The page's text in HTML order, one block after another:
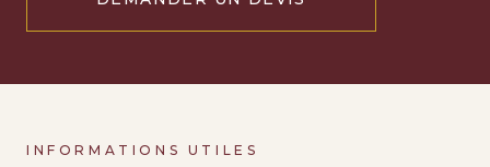
INFORMATIONS UTILES